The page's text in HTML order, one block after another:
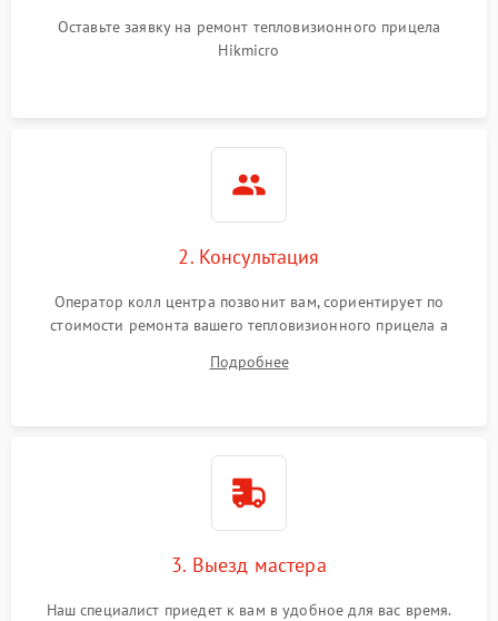
отключения
1500 ₽
Неисправность системы
защиты от замыкания
1500 ₽ Подробнее →
Поломка системы защиты
Оставьте заявку на ремонт тепловизионного прицела
Hikmicro
2. Консультация
Оператор колл центра позвонит вам, сориентирует по
стоимости ремонта вашего тепловизионного прицела а
Подробнее
3. Выезд мастера
Наш специалист приедет к вам в удобное для вас время.